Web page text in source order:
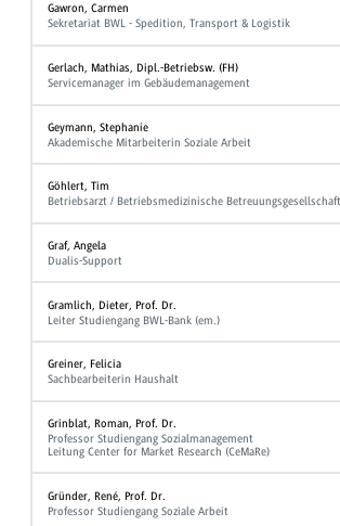
Gawron, Carmen
Sekretariat BWL - Spedition, Transport & Logistik
Gerlach, Mathias, Dipl.-Betriebsw. (FH)
Servicemanager im Gebäudemanagement
Geymann, Stephanie
Akademische Mitarbeiterin Soziale Arbeit
Göhlert, Tim
Betriebsarzt / Betriebsmedizinische Betreuungsgesellschaft
Graf, Angela
Dualis-Support
Gramlich, Dieter, Prof. Dr.
Leiter Studiengang BWL-Bank (em.)
Greiner, Felicia
Sachbearbeiterin Haushalt
Grinblat, Roman, Prof. Dr.
Professor Studiengang Sozialmanagement
Leitung Center for Market Research (CeMaRe)
Gründer, René, Prof. Dr.
Professor Studiengang Soziale Arbeit